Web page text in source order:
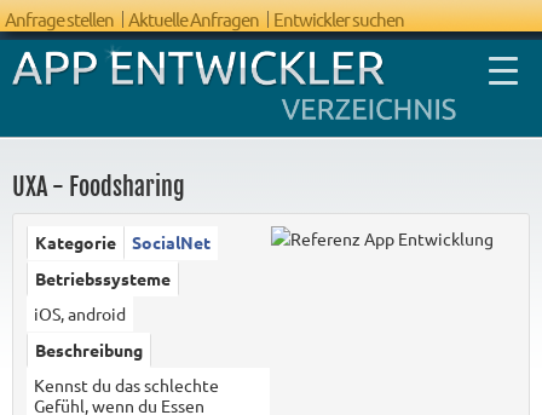
Anfrage stellen Aktuelle Anfragen Entwickler suchen
UXA - Foodsharing
Kategorie
SocialNet
Betriebssysteme
iOS, android
Beschreibung
Kennst du das schlechte
Gefühl, wenn du Essen